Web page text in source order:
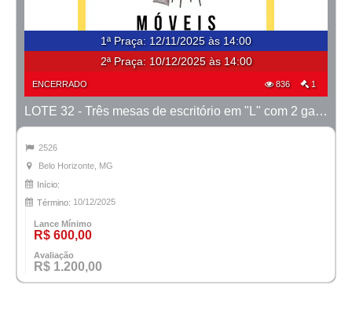
1ª Praça: 12/11/2025 às 14:00
2ª Praça: 10/12/2025 às 14:00
ENCERRADO 836 1
LOTE 32 - Três mesas de escritório em "L" com 2 gavetas
2526
Belo Horizonte, MG
Início:
Término: 10/12/2025
Lance Mínimo
R$ 600,00
Avaliação
R$ 1.200,00